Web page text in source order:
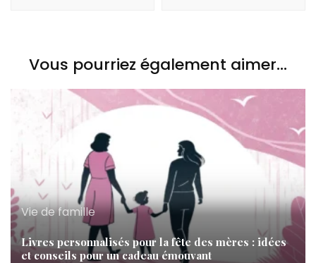
Vous pourriez également aimer...
Vie de famille
Livres personnalisés pour la fête des mères : idées
et conseils pour un cadeau émouvant